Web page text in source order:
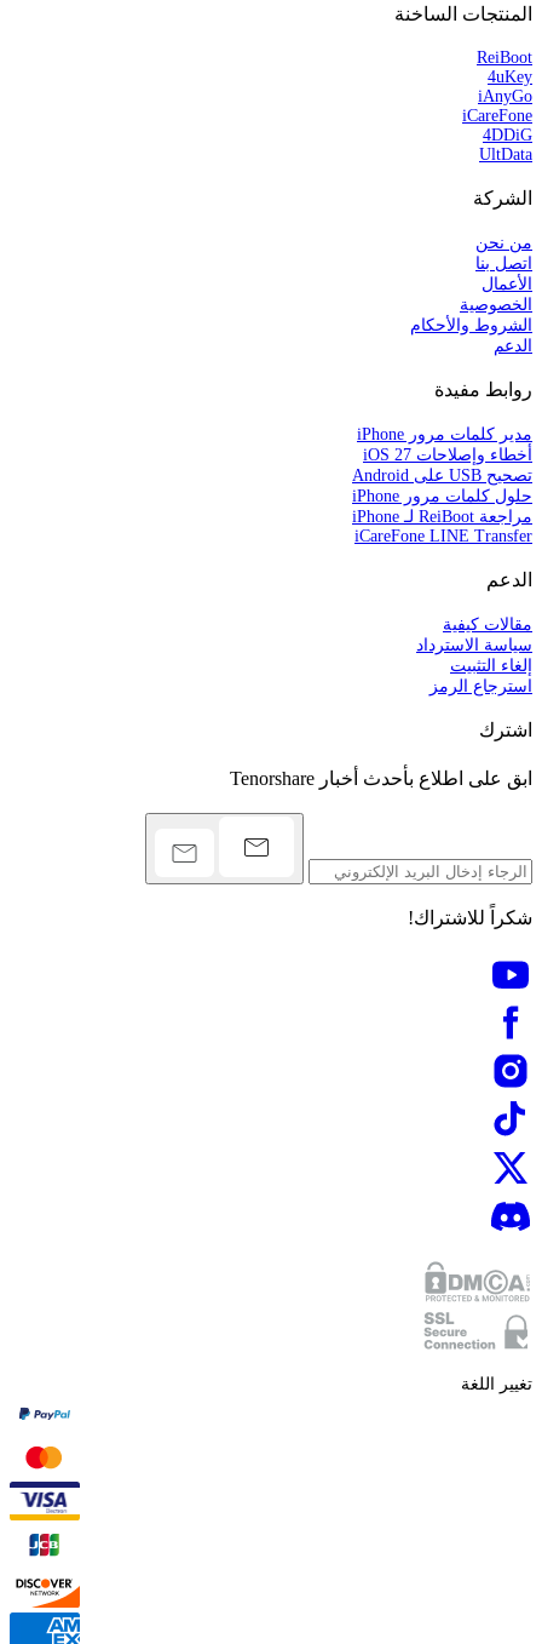
المنتجات الساخنة
ReiBoot
4uKey
iAnyGo
iCareFone
4DDiG
UltData
الشركة
من نحن
اتصل بنا
الأعمال
الخصوصية
الشروط والأحكام
الدعم
روابط مفيدة
مدير كلمات مرور iPhone
أخطاء وإصلاحات iOS 27
تصحيح USB على Android
حلول كلمات مرور iPhone
مراجعة ReiBoot لـ iPhone
iCareFone LINE Transfer
الدعم
مقالات كيفية
سياسة الاسترداد
إلغاء التثبيت
استرجاع الرمز
اشترك
ابق على اطلاع بأحدث أخبار Tenorshare
شكراً للاشتراك!
تغيير اللغة